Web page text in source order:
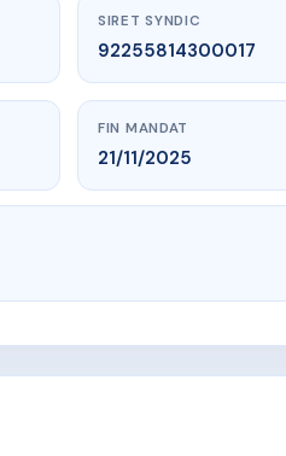
SIRET SYNDIC
92255814300017
FIN MANDAT
21/11/2025